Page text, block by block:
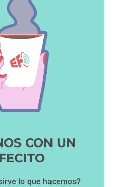
CON UN
lo que hacemos?